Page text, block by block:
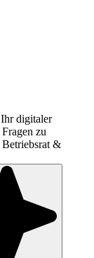
digitaler
zu
Betriebsrat &